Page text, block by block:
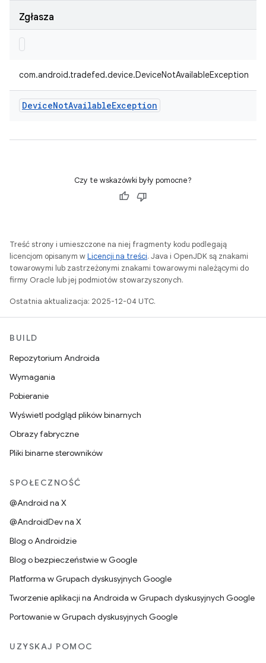
Zgłasza
com.android.tradefed.device.DeviceNotAvailableException
DeviceNotAvailableException
Czy te wskazówki były pomocne?
Treść strony i umieszczone na niej fragmenty kodu podlegają
licencjom opisanym wLicencji na treści. Java i OpenJDK są znakami
towarowymi lub zastrzeżonymi znakami towarowymi należącymi do
firmy Oracle lub jej podmiotów stowarzyszonych.
Ostatnia aktualizacja: 2025-12-04 UTC.
BUILD
Repozytorium Androida
Wymagania
Pobieranie
Wyświetl podgląd plików binarnych
Obrazy fabryczne
Pliki binarne sterowników
SPOŁECZNOŚĆ
@Android na X
@AndroidDev na X
Blog o Androidzie
Blog o bezpieczeństwie w Google
Platforma w Grupach dyskusyjnych Google
Tworzenie aplikacji na Androida w Grupach dyskusyjnych Google
Portowanie w Grupach dyskusyjnych Google
UZYSKAJ POMOC